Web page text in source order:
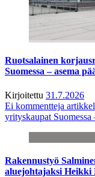
Ruotsalainen
Suomessa – asema
Kirjoitettu 31.7.2026
Ei kommentteja
yrityskaupat
Rakennustyö
aluejohtajaksi Heikki